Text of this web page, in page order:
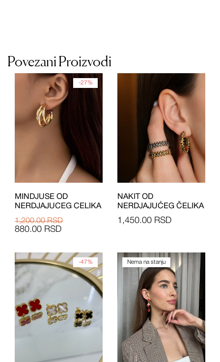
Povezani Proizvodi
-27%
MINDJUSE OD
NERDJAJUCEG CELIKA
1,200.00RSD
880.00 RSD
NAKIT OD
NERDJAJUĆEG ČELIKA
1,450.00 RSD
-47% Nema na stanju